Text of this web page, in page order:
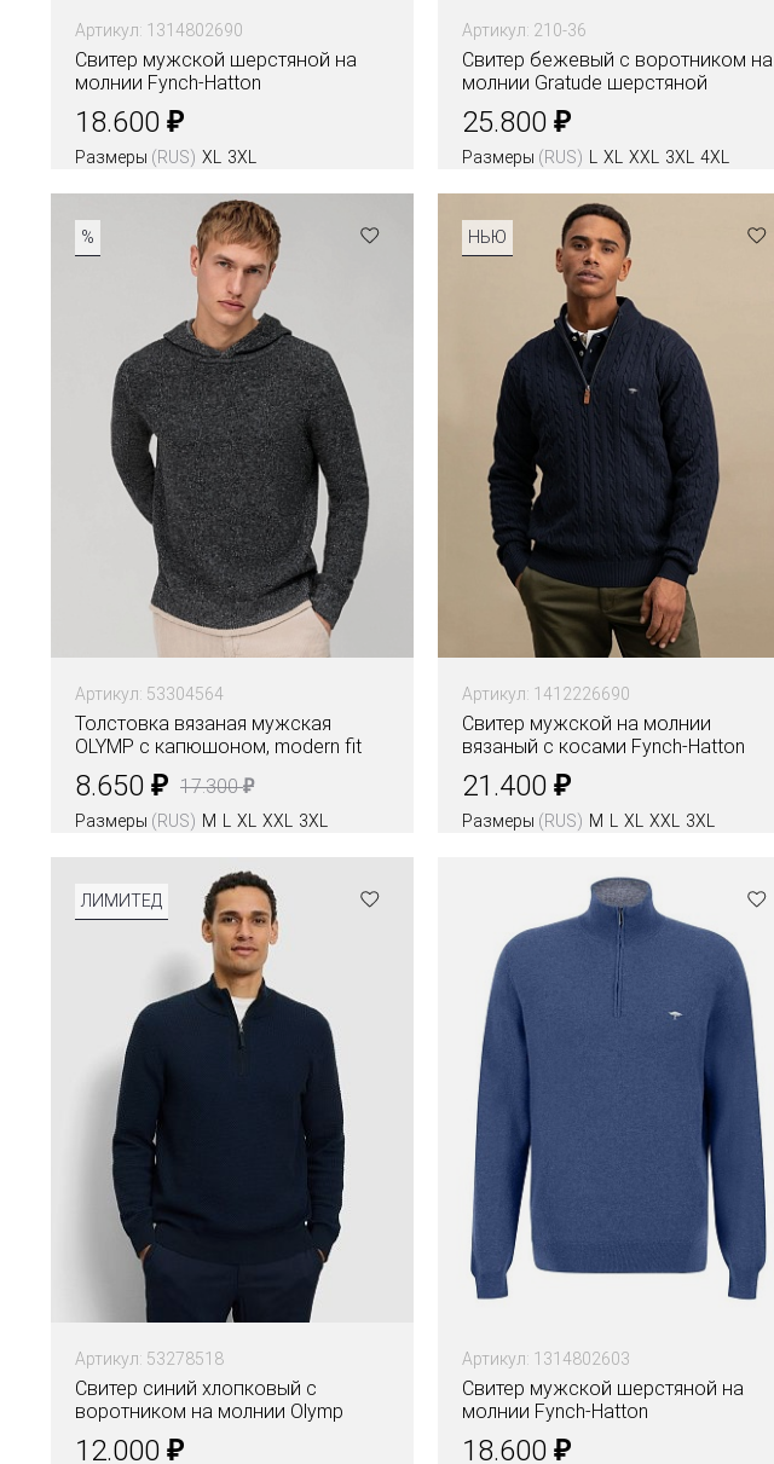
Артикул: 1314802690
Свитер мужской шерстяной на
молнии Fynch-Hatton
18.600 ₽
Размеры (RUS) XL 3XL
Цвета
Артикул: 210-36
Свитер бежевый с воротником на
молнии Gratude шерстяной
25.800 ₽
Размеры (RUS) L XL XXL 3XL 4XL
Цвета
%
Артикул: 53304564
Толстовка вязаная мужская
OLYMP с капюшоном, modern fit
8.650 ₽ 17.300₽
Размеры (RUS) M L XL XXL 3XL
Цвета
НЬЮ
Артикул: 1412226690
Свитер мужской на молнии
вязаный с косами Fynch-Hatton
21.400 ₽
Размеры (RUS) M L XL XXL 3XL
ЛИМИТЕД
Артикул: 53278518
Свитер синий хлопковый с
воротником на молнии Olymp
12.000 ₽
Артикул: 1314802603
Свитер мужской шерстяной на
молнии Fynch-Hatton
18.600 ₽